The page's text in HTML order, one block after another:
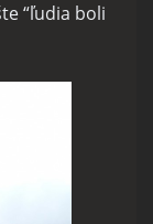
“ľudia boli